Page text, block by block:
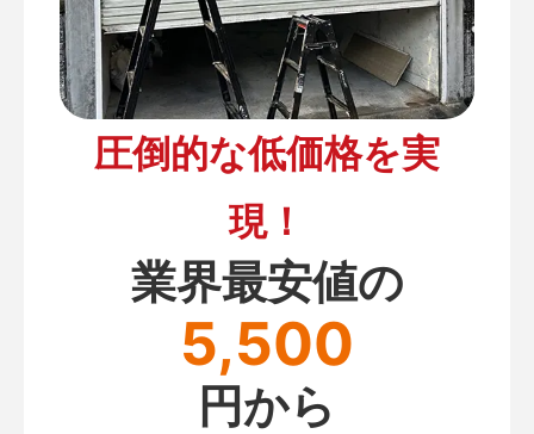
圧倒的な低価格を実
現！
業界最安値の
5,500
円から